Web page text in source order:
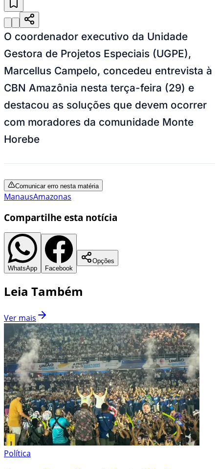
O coordenador executivo da Unidade
Gestora de Projetos Especiais (UGPE),
Marcellus Campelo, concedeu entrevista à
CBN Amazônia nesta terça-feira (29) e
destacou as soluções que devem ocorrer
com moradores da comunidade Monte
Horebe
Comunicar erro nesta matéria
ManausAmazonas
Compartilhe esta notícia
WhatsApp Facebook
Opções
Leia Também
Ver mais
Política